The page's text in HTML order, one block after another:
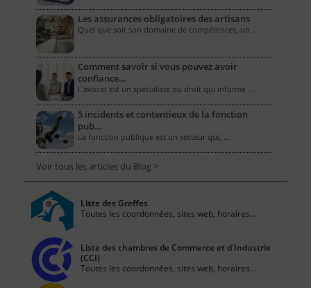
Les assurances obligatoires des artisans
Quel que soit son domaine de compétences, un …
Comment savoir si vous pouvez avoir
confiance…
L'avocat est un spécialiste du droit qui informe …
5 incidents et contentieux de la fonction
pub…
La fonction publique est un secteur qui, …
Voir tous les articles du Blog >
Liste des Greffes
Toutes les coordonnées, sites web, horaires...
Liste des chambres de Commerce et d'Industrie
(CCI)
Toutes les coordonnées, sites web, horaires...